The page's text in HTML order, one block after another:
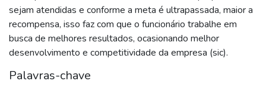
sejam atendidas e conforme a meta é ultrapassada, maior a
recompensa, isso faz com que o funcionário trabalhe em
busca de melhores resultados, ocasionando melhor
desenvolvimento e competitividade da empresa (sic).
Palavras-chave